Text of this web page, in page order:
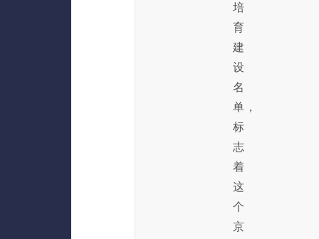
培
育
建
设
名
单，
标
志
着
这
个
京